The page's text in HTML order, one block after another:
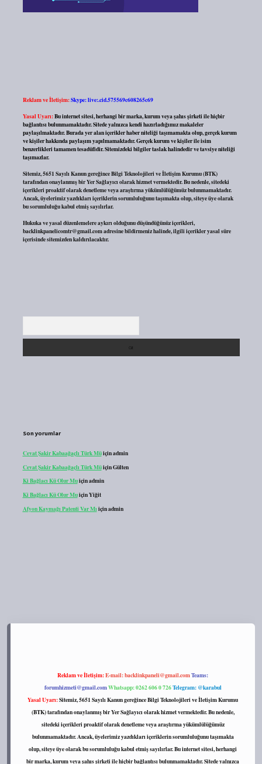
Reklam ve İletişim:Skype: live:.cid.575569c608265c69
Yasal Uyarı:Bu internet sitesi, herhangi bir marka, kurum veya şahıs şirketi ile hiçbir
bağlantısı bulunmamaktadır. Sitede yalnızca kendi hazırladığımız makaleler
paylaşılmaktadır. Burada yer alan içerikler haber niteliği taşımamakta olup, gerçek kurum
ve kişiler hakkında paylaşım yapılmamaktadır. Gerçek kurum ve kişiler ile isim
benzerlikleri tamamen tesadüfidir. Sitemizdeki bilgiler taslak halindedir ve tavsiye niteliği
taşımazlar.
Sitemiz, 5651 Sayılı Kanun gereğince Bilgi Teknolojileri ve İletişim Kurumu (BTK)
tarafından onaylanmış bir Yer Sağlayıcı olarak hizmet vermektedir. Bu nedenle, sitedeki
içerikleri proaktif olarak denetleme veya araştırma yükümlülüğümüz bulunmamaktadır.
Ancak, üyelerimiz yazdıkları içeriklerin sorumluluğunu taşımakta olup, siteye üye olarak
bu sorumluluğu kabul etmiş sayılırlar.
Hukuka ve yasal düzenlemelere aykırı olduğunu düşündüğünüz içerikleri,
backlinkpanelicomtr@gmail.comadresine bildirmeniz halinde, ilgili içerikler yasal süre
içerisinde sitemizden kaldırılacaktır.
Son yorumlar
Cevat Şakir Kabaağaçlı Türk Müiçinadmin
Cevat Şakir Kabaağaçlı Türk MüiçinGülten
Ki Bağlacı Kü Olur Muiçinadmin
Ki Bağlacı Kü Olur MuiçinYiğit
Afyon Kaymağı Patenti Var Mı içinadmin
Reklam ve İletişim:E-mail:backlinkpaneli@gmail.comTeams:
forumhizmeti@gmail.comWhatsapp: 0262 606 0 726Telegram: @karabul
Yasal Uyarı:Sitemiz, 5651 Sayılı Kanun gereğince Bilgi Teknolojileri ve İletişim Kurumu
(BTK) tarafından onaylanmış bir Yer Sağlayıcı olarak hizmet vermektedir. Bu nedenle,
sitedeki içerikleri proaktif olarak denetleme veya araştırma yükümlülüğümüz
bulunmamaktadır. Ancak, üyelerimiz yazdıkları içeriklerin sorumluluğunu taşımakta
olup, siteye üye olarak bu sorumluluğu kabul etmiş sayılırlar. Bu internet sitesi, herhangi
bir marka, kurum veya şahıs şirketi ile hiçbir bağlantısı bulunmamaktadır. Sitede yalnızca